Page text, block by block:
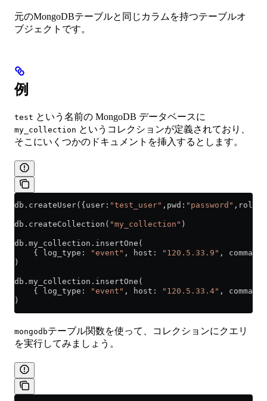
元のMongoDBテーブルと同じカラムを持つテーブルオ
ブジェクトです。
例
test という名前の MongoDB データベースに
my_collection というコレクションが定義されており、
そこにいくつかのドキュメントを挿入するとします。
db . createUser({user: "test_user" ,pwd: "password"
db . createCollection ( "my_collection" )
db . my_collection .insertOne(
    { log_type:
"event" , host: "120.5.33.9" ,
)
db . my_collection .insertOne(
    { log_type:
"event" , host: "120.5.33.4" ,
)
mongodbテーブル関数を使って、コレクションにクエリ
を実行してみましょう。